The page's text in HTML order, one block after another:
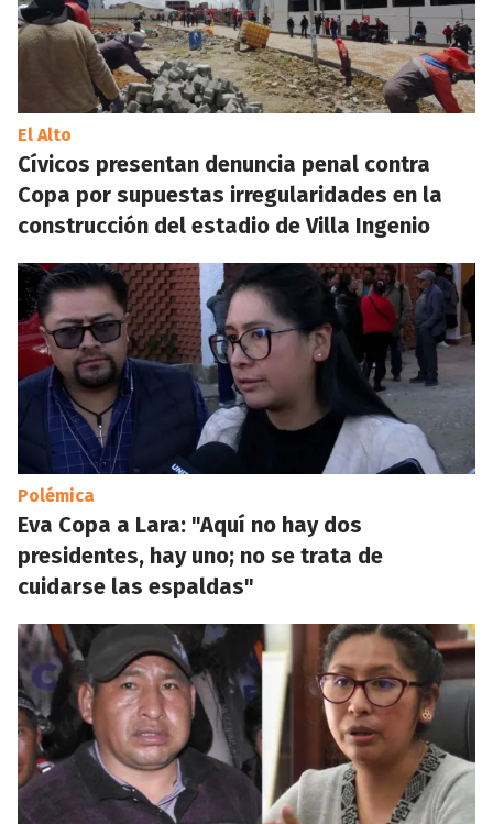
El Alto
Cívicos presentan denuncia penal contra
Copa por supuestas irregularidades en la
construcción del estadio de Villa Ingenio
Polémica
Eva Copa a Lara: "Aquí no hay dos
presidentes, hay uno; no se trata de
cuidarse las espaldas"